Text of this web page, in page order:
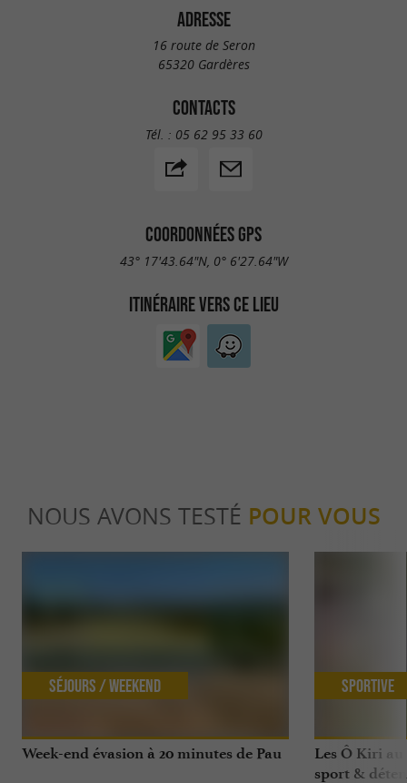
ADRESSE
16 route de Seron
65320 Gardères
CONTACTS
Tél. : 05 62 95 33 60
COORDONNÉES GPS
43° 17'43.64"N, 0° 6'27.64"W
ITINÉRAIRE VERS CE LIEU
NOUS AVONS TESTÉ POUR VOUS
Week-end évasion à 20 minutes de Pau
Séjours / Weekend
Les Ô Kiri au
sport &
Sportive